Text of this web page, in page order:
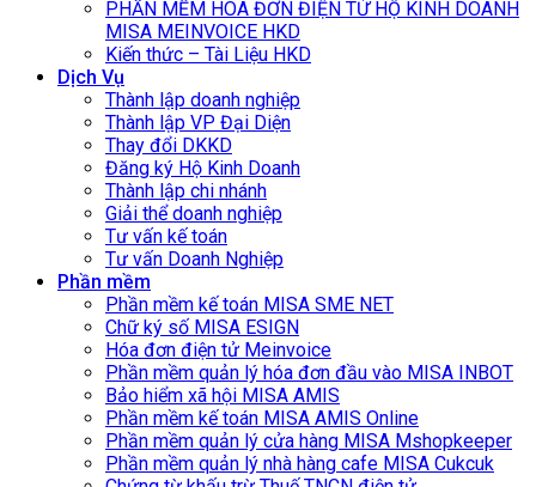
PHẦN MỀM HÓA ĐƠN ĐIỆN TỬ HỘ KINH DOANH
MISA MEINVOICE HKD
Kiến thức – Tài Liệu HKD
Dịch Vụ
Thành lập doanh nghiệp
Thành lập VP Đại Diện
Thay đổi DKKD
Đăng ký Hộ Kinh Doanh
Thành lập chi nhánh
Giải thể doanh nghiệp
Tư vấn kế toán
Tư vấn Doanh Nghiệp
Phần mềm
Phần mềm kế toán MISA SME NET
Chữ ký số MISA ESIGN
Hóa đơn điện tử Meinvoice
Phần mềm quản lý hóa đơn đầu vào MISA INBOT
Bảo hiểm xã hội MISA AMIS
Phần mềm kế toán MISA AMIS Online
Phần mềm quản lý cửa hàng MISA Mshopkeeper
Phần mềm quản lý nhà hàng cafe MISA Cukcuk